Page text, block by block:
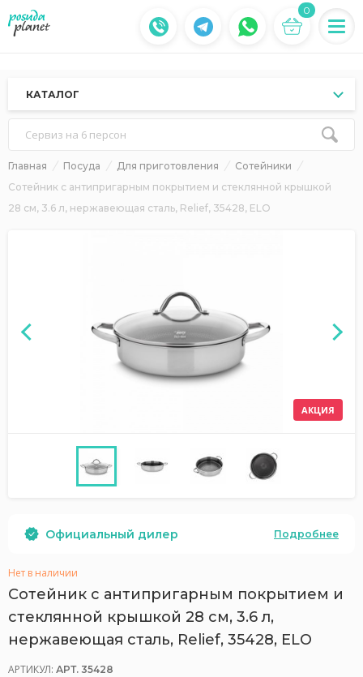
0
КАТАЛОГ
Сервиз на 6 персон
Главная Посуда Для приготовления
Сотейники
Сотейник с антипригарным покрытием и стеклянной крышкой
28 см, 3.6 л, нержавеющая сталь, Relief, 35428, ELO
АКЦИЯ
Официальный дилер Подробнее
Нет в наличии
Сотейник с антипригарным покрытием и
стеклянной крышкой 28 см, 3.6 л,
нержавеющая сталь, Relief, 35428, ELO
АРТИКУЛ: АРТ. 35428